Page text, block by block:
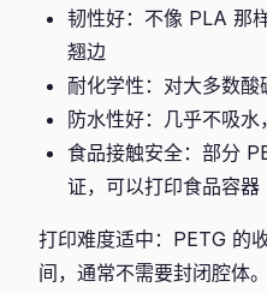
韧性好：不像 PLA 那
翘边
耐化学性：对大多数酸
防水性好：几乎不吸水
食品接触安全：部分
证，可以打印食品容器
打印难度适中：PETG 的
间，通常不需要封闭腔体